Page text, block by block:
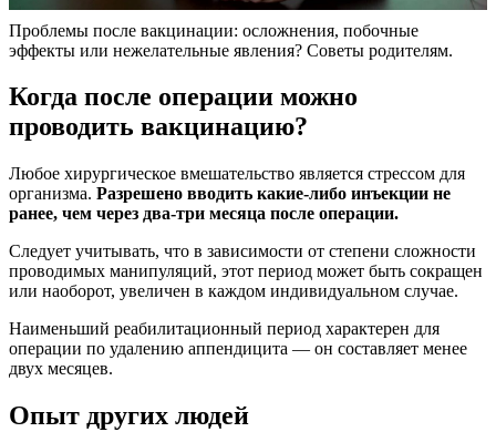
Проблемы после вакцинации: осложнения, побочные
эффекты или нежелательные явления? Советы родителям.
Когда после операции можно
проводить вакцинацию?
Любое хирургическое вмешательство является стрессом для
организма. Разрешено вводить какие-либо инъекции не
ранее, чем через два-три месяца после операции.
Следует учитывать, что в зависимости от степени сложности
проводимых манипуляций, этот период может быть сокращен
или наоборот, увеличен в каждом индивидуальном случае.
Наименьший реабилитационный период характерен для
операции по удалению аппендицита ― он составляет менее
двух месяцев.
Опыт других людей